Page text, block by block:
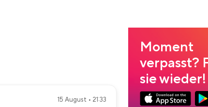
15 August • 21:33
Moment
verpasst?
sie wieder!